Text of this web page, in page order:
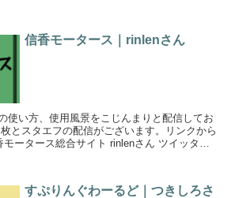
信香モータース｜rinlenさん
使い方、使用風景をこじんまりと配信してお
とスタエフの配信がございます。リンクから
ータース総合サイト rinlenさん ツイッター
すぷりんぐわーるど｜つきしろさ